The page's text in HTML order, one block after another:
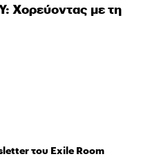
με τη
του Exile Room